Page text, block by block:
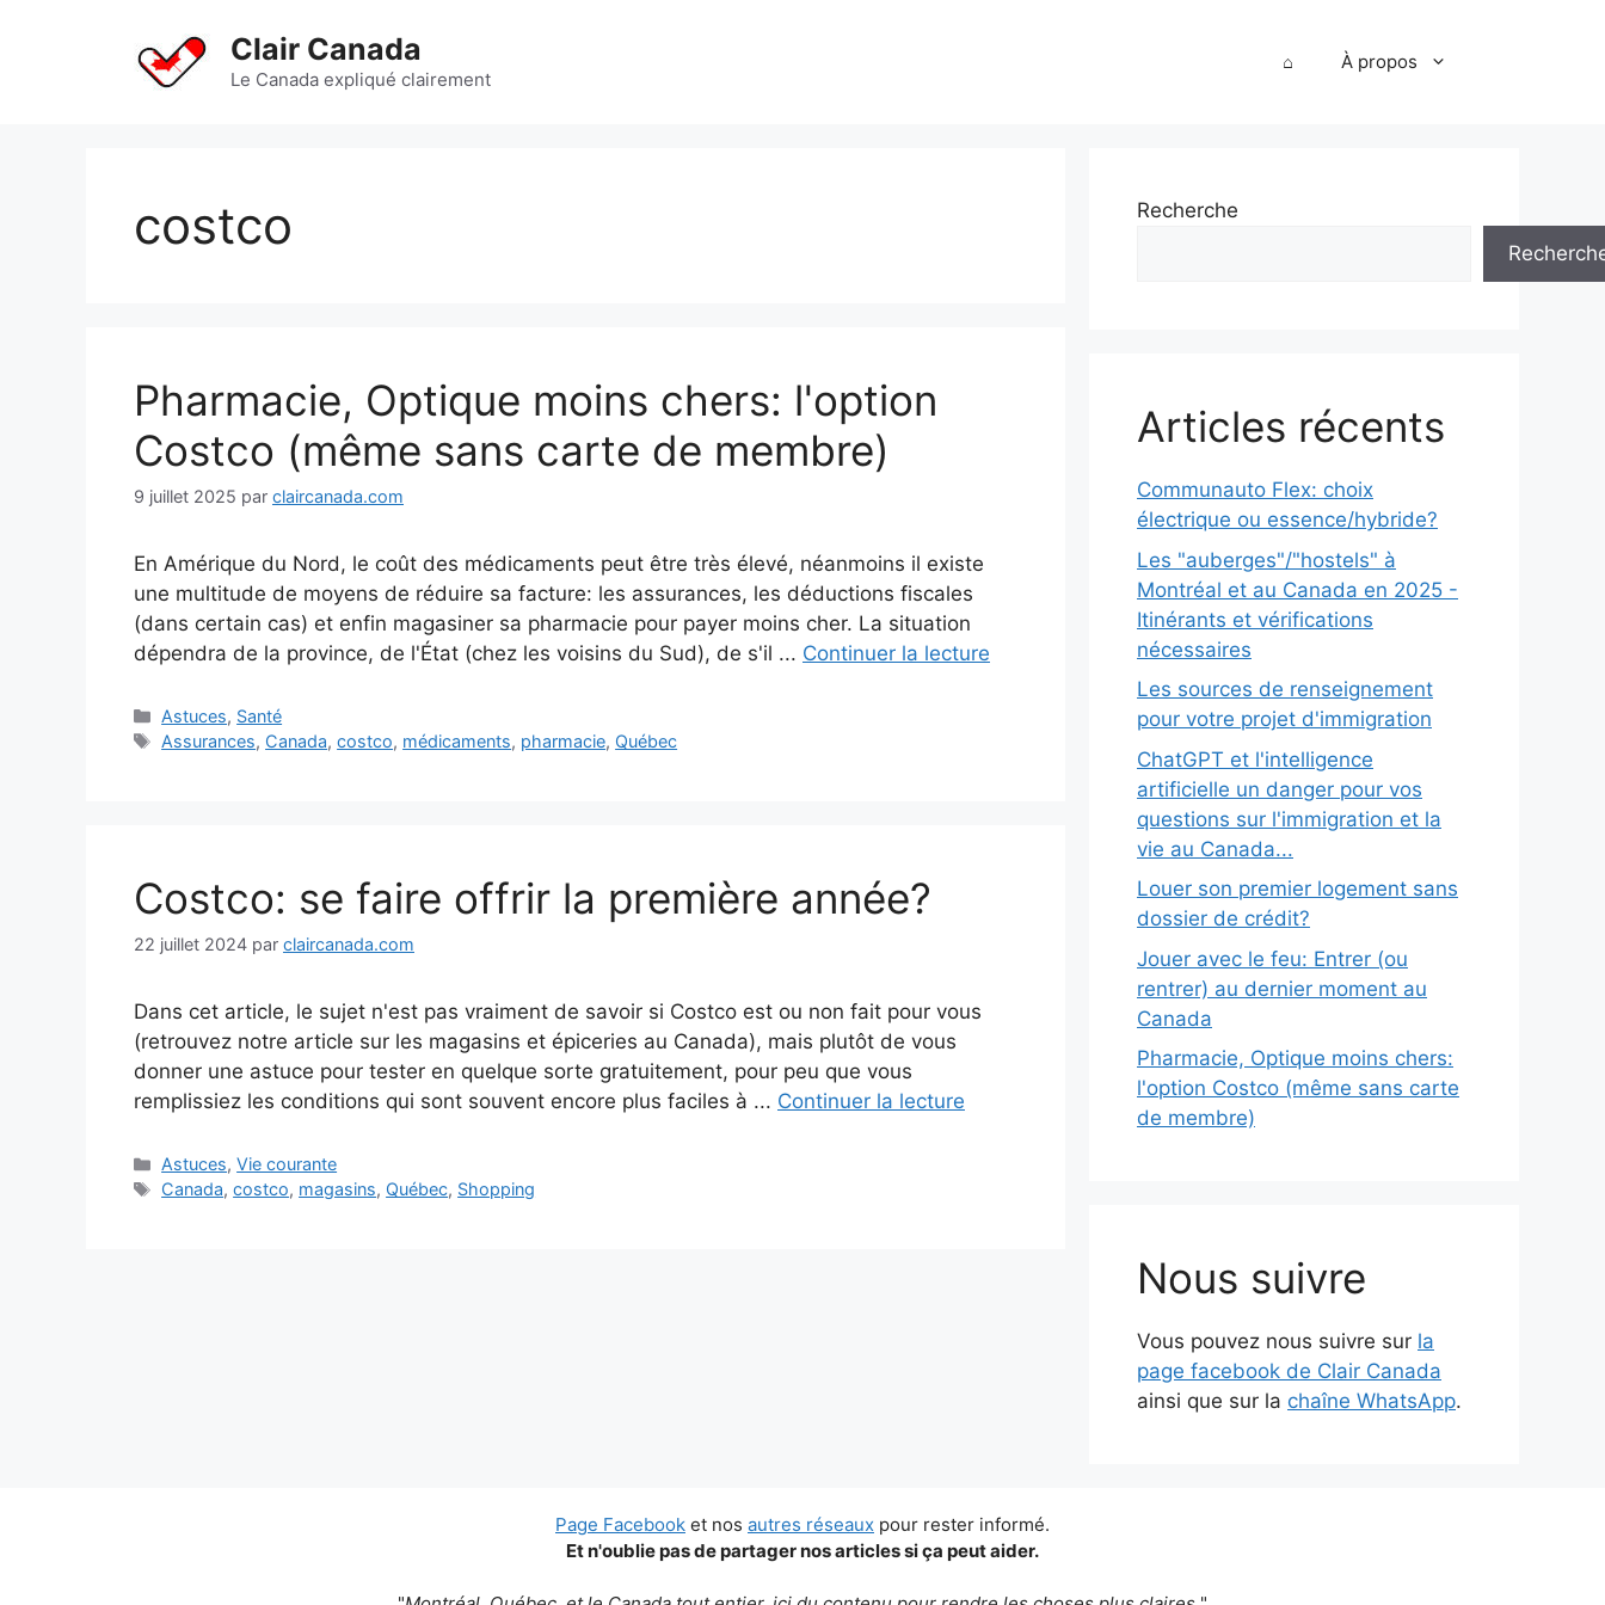
Clair Canada
Le Canada expliqué clairement
⌂ À propos
costco
Pharmacie, Optique moins chers: l'option
Costco (même sans carte de membre)
9 juillet 2025 par claircanada.com
En Amérique du Nord, le coût des médicaments peut être très élevé, néanmoins il existe
une multitude de moyens de réduire sa facture: les assurances, les déductions fiscales
(dans certain cas) et enfin magasiner sa pharmacie pour payer moins cher. La situation
dépendra de la province, de l'État (chez les voisins du Sud), de s'il ... Continuer la lecture
Catégories
Astuces, Santé
Étiquettes
Assurances, Canada,costco, médicaments, pharmacie, Québec
Costco: se faire offrir la première année?
22 juillet 2024 par claircanada.com
Dans cet article, le sujet n'est pas vraiment de savoir si Costco est ou non fait pour vous
(retrouvez notre article sur les magasins et épiceries au Canada), mais plutôt de vous
donner une astuce pour tester en quelque sorte gratuitement, pour peu que vous
remplissiez les conditions qui sont souvent encore plus faciles à ... Continuer la lecture
Catégories
Astuces,Vie courante
Étiquettes
Canada,costco, magasins, Québec, Shopping
Recherche
Articles récents
Communauto Flex: choix
électrique ou essence/hybride?
Les "auberges"/"hostels" à
Montréal et au Canada en 2025 -
Itinérants et vérifications
nécessaires
Les sources de renseignement
pour votre projet d'immigration
ChatGPT et l'intelligence
artificielle un danger pour vos
questions sur l'immigration et la
vie au Canada...
Louer son premier logement sans
dossier de crédit?
Jouer avec le feu: Entrer (ou
rentrer) au dernier moment au
Canada
Pharmacie, Optique moins chers:
l'option Costco (même sans carte
de membre)
Nous suivre
Vous pouvez nous suivre sur la
page facebook de Clair Canada
ainsi que sur la chaîne WhatsApp.
Page Facebook et nos autres réseaux pour rester informé.
Et n'oublie pas de partager nos articles si ça peut aider.